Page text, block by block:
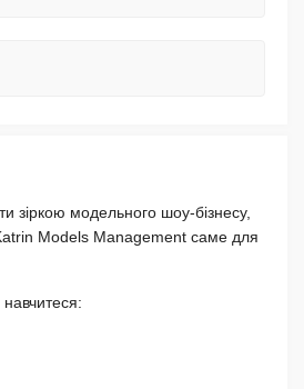
зіркою модельного шоу-бізнесу,
Models Management саме для